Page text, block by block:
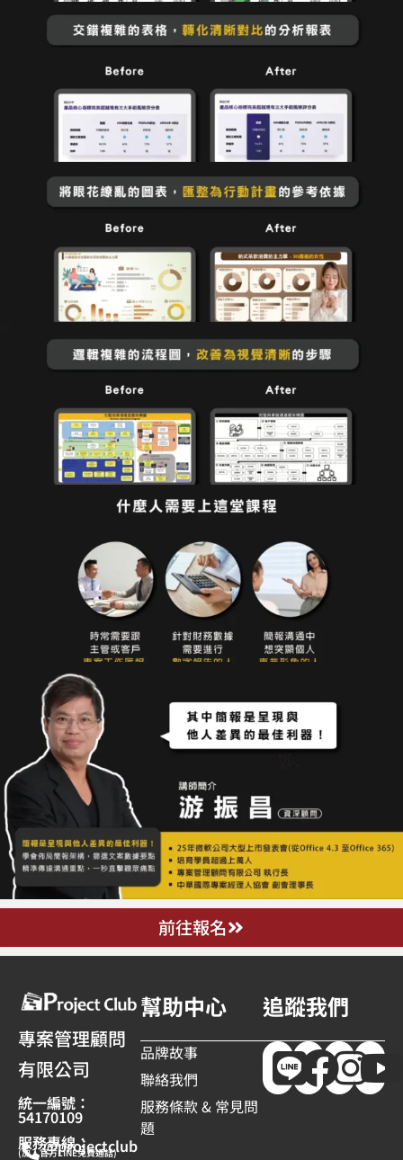
前往報名
專案管理顧問
有限公司
統一編號：
54170109
服務專線：
@projectclub
(加入官方LINE免費通話)
幫助中心
品牌故事
聯絡我們
服務條款 & 常見問
題
追蹤我們